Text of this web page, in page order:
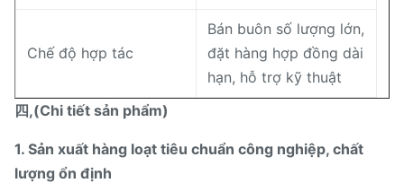
Chế độ hợp tác
Bán buôn số lượng lớn,
đặt hàng hợp đồng dài
hạn, hỗ trợ kỹ thuật
四,(Chi tiết sản phẩm)
1. Sản xuất hàng loạt tiêu chuẩn công nghiệp, chất
lượng ổn định